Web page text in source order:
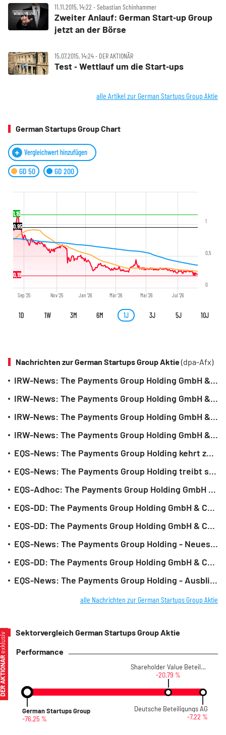
11.11.2015, 14:22 ‧ Sebastian Schinhammer
Zweiter Anlauf: German Start‑up Group
jetzt an der Börse
15.07.2015, 14:24 ‧ DER AKTIONÄR
Test ‑ Wettlauf um die Start‑ups
alle Artikel zur German Startups Group Aktie
German Startups Group Chart
Vergleichwert hinzufügen
GD 50 GD 200
Sep '25 Nov '25 Jan '26 Mär '26 Mai '26 Jul '26
0
0,5
1
0,95
0,19
1,15
1D 1W 3M 6M 1J 3J 5J 10J
Nachrichten zur German Startups Group Aktie(dpa-Afx)
IRW-News: The Payments Group Holding GmbH & Co. KGaA: The Payments Group Holding erzielt deutliche Fortschritte bei ihren AI-Projekten
IRW-News: The Payments Group Holding GmbH & Co. KGaA: The Payments Group Holding Beteiligungen AuctionTech und Cognicare AI konkretisieren erstmals ihre Finanzziele
IRW-News: The Payments Group Holding GmbH & Co. KGaA: The Payments Group Holding stellt ihr neues Logo für die neue Firmierung unter German Tech Holding vor
IRW-News: The Payments Group Holding GmbH & Co. KGaA: The Payments Group Holding legt Geschäftsbericht 2025 vor und erläutert die Perspektiven
EQS-News: The Payments Group Holding kehrt zu ihren Wurzeln zurück und firmiert in German Tech Holding um (deutsch)
EQS-News: The Payments Group Holding treibt strategische Initiativen erfolgreich voran (deutsch)
EQS-Adhoc: The Payments Group Holding GmbH & Co. KGaA: The Payments Group Holding - Ausgabe Wandelanleihe erfolgreich (deutsch)
EQS-DD: The Payments Group Holding GmbH & Co. KGaA (deutsch)
EQS-DD: The Payments Group Holding GmbH & Co. KGaA (deutsch)
EQS-News: The Payments Group Holding - Neues Research sieht erhebliches Kurspotenzial - Kursziel beim Vierfachen des aktuellen Aktienkurses (deutsch)
EQS-DD: The Payments Group Holding GmbH & Co. KGaA (deutsch)
EQS-News: The Payments Group Holding - Ausblick 2026 (deutsch)
alle Nachrichten zur German Startups Group Aktie
Sektorvergleich German Startups Group Aktie
Performance
German Startups Group
-76,25 %
Shareholder Value Beteiligungen
-20,79 %
Deutsche Beteiligungs AG
-7,22 %